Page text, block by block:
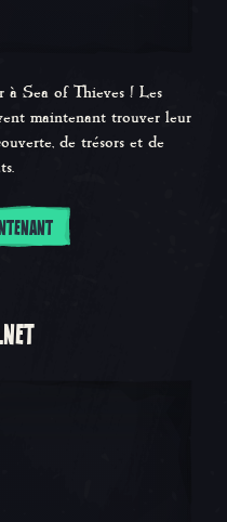
Sea of Thieves ! Les
maintenant trouver leur
de trésors et de